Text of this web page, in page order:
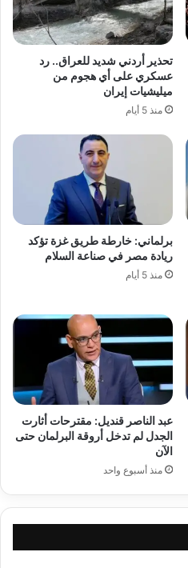
تحذير أردني شديد للعراق.. رد
عسكري على أي هجوم من
ميليشيات إيران
منذ 5 أيام
برلماني: خارطة طريق غزة تؤكد
ريادة مصر في صناعة السلام
منذ 5 أيام
عبد الناصر قنديل: مقترحات أثارت
الجدل لم تدخل أروقة البرلمان حتى
الآن
منذ أسبوع واحد